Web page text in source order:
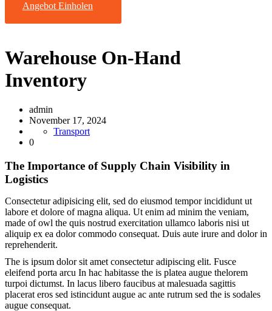
Angebot Einholen
Warehouse On-Hand
Inventory
admin
November 17, 2024
Transport
0
The Importance of Supply Chain Visibility in
Logistics
Consectetur adipisicing elit, sed do eiusmod tempor incididunt ut
labore et dolore of magna aliqua. Ut enim ad minim the veniam,
made of owl the quis nostrud exercitation ullamco laboris nisi ut
aliquip ex ea dolor commodo consequat. Duis aute irure and dolor in
reprehenderit.
The is ipsum dolor sit amet consectetur adipiscing elit. Fusce
eleifend porta arcu In hac habitasse the is platea augue thelorem
turpoi dictumst. In lacus libero faucibus at malesuada sagittis
placerat eros sed istincidunt augue ac ante rutrum sed the is sodales
augue consequat.